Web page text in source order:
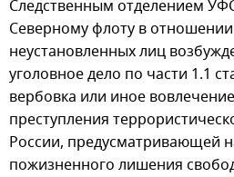
Следственным отделением
Северному флоту в
неустановленных лиц
уголовное дело по части 1.1
вербовка или иное
преступления
России, предусматривающей
пожизненного лишения